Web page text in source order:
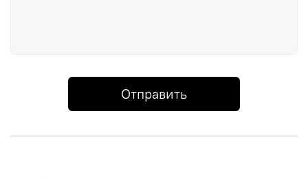
Отправить